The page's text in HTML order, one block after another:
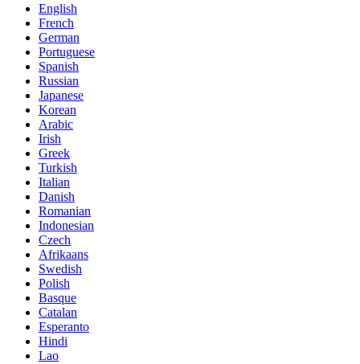
English
French
German
Portuguese
Spanish
Russian
Japanese
Korean
Arabic
Irish
Greek
Turkish
Italian
Danish
Romanian
Indonesian
Czech
Afrikaans
Swedish
Polish
Basque
Catalan
Esperanto
Hindi
Lao